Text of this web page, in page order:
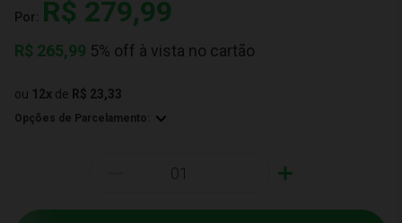
Por: R$ 279,99
R$ 265,99 5% off à vista no cartão
ou 12x de R$ 23,33
Opções de Parcelamento:
+